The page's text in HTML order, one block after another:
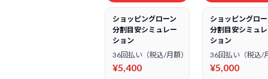
ショッピングローン
分割目安シミュレー
ション
36回払い（税込/月額）
¥5,400
ショッピングロ
分割目安シミュ
ション
36回払い（税込/
¥5,000